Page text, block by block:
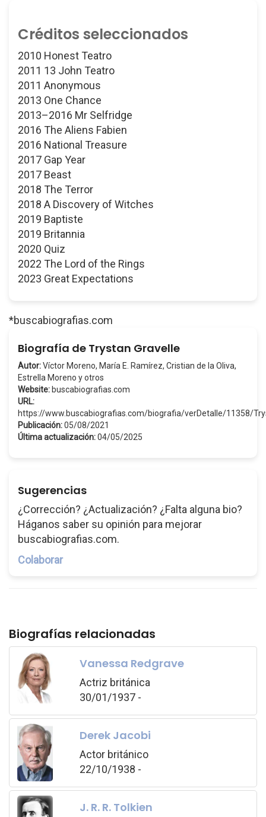
Créditos seleccionados
2010 Honest Teatro
2011 13 John Teatro
2011 Anonymous
2013 One Chance
2013–2016 Mr Selfridge
2016 The Aliens Fabien
2016 National Treasure
2017 Gap Year
2017 Beast
2018 The Terror
2018 A Discovery of Witches
2019 Baptiste
2019 Britannia
2020 Quiz
2022 The Lord of the Rings
2023 Great Expectations
*buscabiografias.com
Biografía de Trystan Gravelle
Autor:Víctor Moreno, María E. Ramírez, Cristian de la Oliva,
Estrella Moreno y otros
Website: buscabiografias.com
URL:
https://www.buscabiografias.com/biografia/verDetalle/11358/
Publicación:05/08/2021
Última actualización:04/05/2025
Sugerencias
¿Corrección? ¿Actualización? ¿Falta alguna bio?
Háganos saber su opinión para mejorar
buscabiografias.com.
Colaborar
Biografías relacionadas
Vanessa Redgrave
Actriz británica
30/01/1937 -
Derek Jacobi
Actor británico
22/10/1938 -
J. R. R. Tolkien